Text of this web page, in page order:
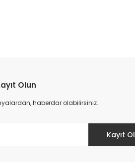
Olun
haberdar olabilirsiniz.
Kayıt Ol